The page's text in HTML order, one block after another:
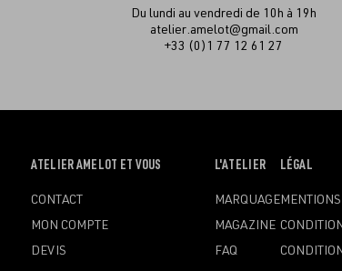
Du lundi au vendredi de 10h à 19h
atelier.amelot@gmail.com
+33 (0)1 77 12 61 27
OUVRIR
MENU
ATELIER AMELOT ET VOUS
CONTACT
MON COMPTE
DEVIS
OUVRIR
MENU
L'ATELIER
MARQUAGE
MAGAZINE
FAQ
OUVRIR
MENU
LÉGAL